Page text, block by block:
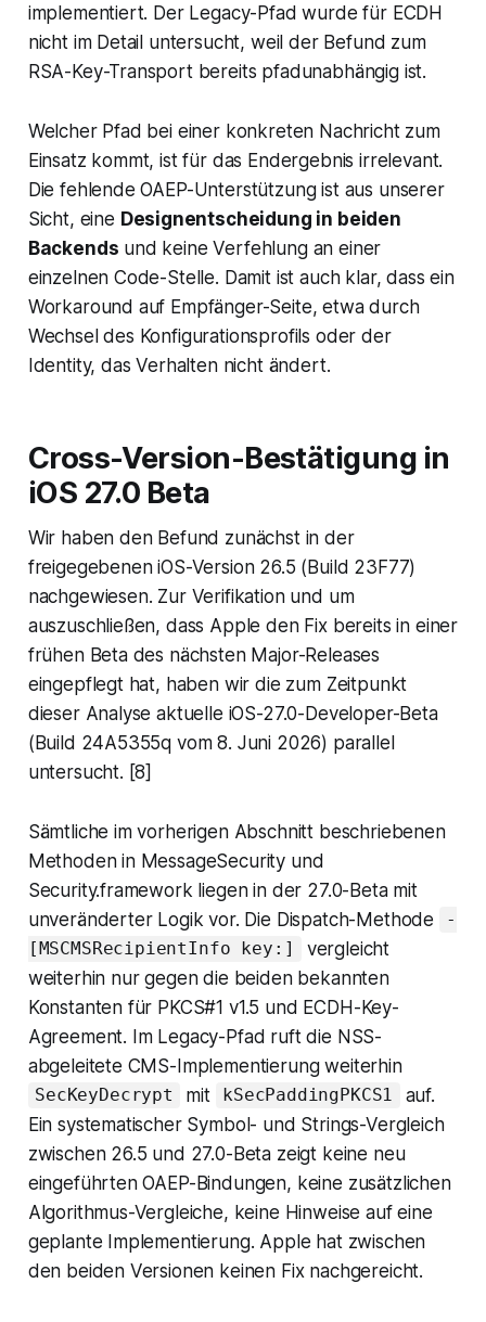
implementiert. Der Legacy-Pfad wurde für ECDH
nicht im Detail untersucht, weil der Befund zum
RSA-Key-Transport bereits pfadunabhängig ist.
Welcher Pfad bei einer konkreten Nachricht zum
Einsatz kommt, ist für das Endergebnis irrelevant.
Die fehlende OAEP-Unterstützung ist aus unserer
Sicht, eine Designentscheidung in beiden
Backends und keine Verfehlung an einer
einzelnen Code-Stelle. Damit ist auch klar, dass ein
Workaround auf Empfänger-Seite, etwa durch
Wechsel des Konfigurationsprofils oder der
Identity, das Verhalten nicht ändert.
Cross-Version-Bestätigung in
iOS 27.0 Beta
Wir haben den Befund zunächst in der
freigegebenen iOS-Version 26.5 (Build 23F77)
nachgewiesen. Zur Verifikation und um
auszuschließen, dass Apple den Fix bereits in einer
frühen Beta des nächsten Major-Releases
eingepflegt hat, haben wir die zum Zeitpunkt
dieser Analyse aktuelle iOS-27.0-Developer-Beta
(Build 24A5355q vom 8. Juni 2026) parallel
untersucht. [8]
Sämtliche im vorherigen Abschnitt beschriebenen
Methoden in MessageSecurity und
Security.framework liegen in der 27.0-Beta mit
unveränderter Logik vor. Die Dispatch-Methode
-
[MSCMSRecipientInfo key:]
vergleicht
weiterhin nur gegen die beiden bekannten
Konstanten für PKCS#1 v1.5 und ECDH-Key-
Agreement. Im Legacy-Pfad ruft die NSS-
abgeleitete CMS-Implementierung weiterhin
SecKeyDecrypt mit kSecPaddingPKCS1
auf.
Ein systematischer Symbol- und Strings-Vergleich
zwischen 26.5 und 27.0-Beta zeigt keine neu
eingeführten OAEP-Bindungen, keine zusätzlichen
Algorithmus-Vergleiche, keine Hinweise auf eine
geplante Implementierung. Apple hat zwischen
den beiden Versionen keinen Fix nachgereicht.